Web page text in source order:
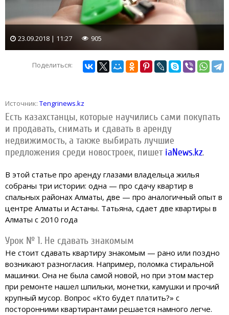
23.09.2018 | 11:27 905
Поделиться:
Источник: Tengrinews.kz
Есть казахстанцы, которые научились сами покупать
и продавать, снимать и сдавать в аренду
недвижимость, а также выбирать лучшие
предложения среди новостроек, пишетiaNews.kz.
В этой статье про аренду глазами владельца жилья
собраны три истории: одна — про сдачу квартир в
спальных районах Алматы, две — про аналогичный опыт в
центре Алматы и Астаны. Татьяна, сдает две квартиры в
Алматы с 2010 года
Урок № 1. Не сдавать знакомым
Не стоит сдавать квартиру знакомым — рано или поздно
возникают разногласия. Например, поломка стиральной
машинки. Она не была самой новой, но при этом мастер
при ремонте нашел шпильки, монетки, камушки и прочий
крупный мусор. Вопрос «Кто будет платить?» с
посторонними квартирантами решается намного легче.